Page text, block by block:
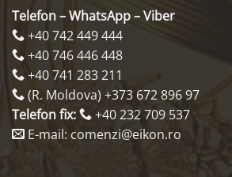
Telefon – WhatsApp – Viber
+40 742 449 444
+40 746 446 448
+40 741 283 211
(R. Moldova) +373 672 896 97
Telefon fix:
+40 232 709 537
E-mail: comenzi@eikon.ro